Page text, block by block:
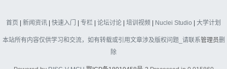
首页 | 新闻资讯 | 快速入门 | 专栏 | 论坛讨论 | 培训视频 | Nuclei Studio | 大学计划
本站所有内容仅供学习和交流，如有转载或引用文章涉及版权问题_请联系管理员删
除